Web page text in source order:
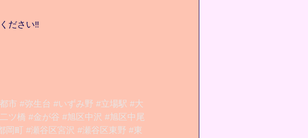
ださい‼️
市 #弥生台 #いずみ野 #立場駅 #大
ツ橋 #金が谷 #旭区中沢 #旭区中尾
岡町 #瀬谷区宮沢 #瀬谷区東野 #東